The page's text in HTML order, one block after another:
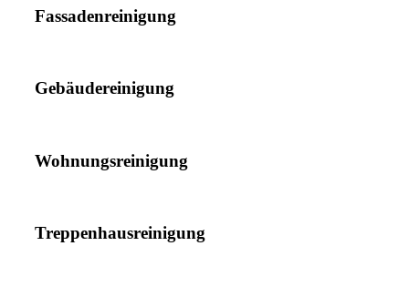
Fassadenreinigung
Gebäudereinigung
Wohnungsreinigung
Treppenhausreinigung